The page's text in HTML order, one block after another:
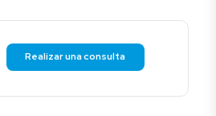
Realizar una consulta